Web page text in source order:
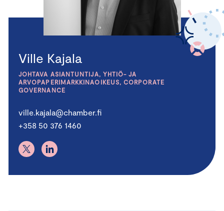
Ville Kajala
JOHTAVA ASIANTUNTIJA, YHTIÖ- JA
ARVOPAPERIMARKKINAOIKEUS, CORPORATE
GOVERNANCE
ville.kajala@chamber.fi
+358 50 376 1460